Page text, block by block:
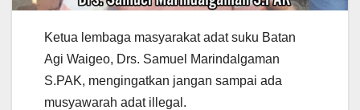
Ketua lembaga masyarakat adat suku Batan
Agi Waigeo, Drs. Samuel Marindalgaman
S.PAK, mengingatkan jangan sampai ada
musyawarah adat illegal.